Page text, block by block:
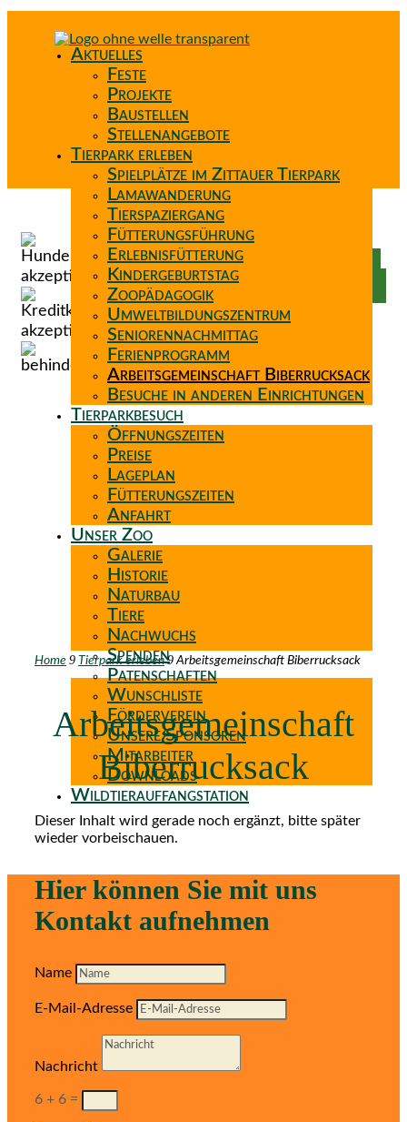
Aktuelles
Feste
Projekte
Baustellen
Stellenangebote
Tierpark erleben
Spielplätze im Zittauer Tierpark
Lamawanderung
Tierspaziergang
Fütterungsführung
Erlebnisfütterung
Kindergeburtstag
Zoopädagogik
Umweltbildungszentrum
Seniorennachmittag
Ferienprogramm
Arbeitsgemeinschaft Biberrucksack
Besuche in anderen Einrichtungen
Tierparkbesuch
Öffnungszeiten
Preise
Lageplan
Fütterungszeiten
Anfahrt
Unser Zoo
Galerie
Historie
Naturbau
Tiere
Nachwuchs
Spenden
Patenschaften
Wunschliste
Förderverein
Unsere Sponsoren
Mitarbeiter
Downloads
Wildtierauffangstation
Home 9 Tierpark erleben 9 Arbeitsgemeinschaft Biberrucksack
Arbeitsgemeinschaft
Biberrucksack
Dieser Inhalt wird gerade noch ergänzt, bitte später
wieder vorbeischauen.
Hier können Sie mit uns
Kontakt aufnehmen
Name
E-Mail-Adresse
Nachricht
6 + 6 =